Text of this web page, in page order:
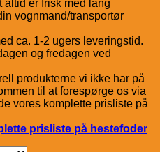
er frisk med lang
vognmand/transportør
ca. 1-2 ugers leveringstid.
og fredagen ved
produkterne vi ikke har på
til at forespørge os via
vores komplette prisliste på
prisliste på hestefoder